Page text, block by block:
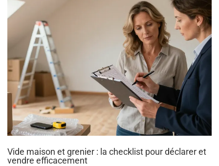
Vide maison et grenier : la checklist pour déclarer et
vendre efficacement